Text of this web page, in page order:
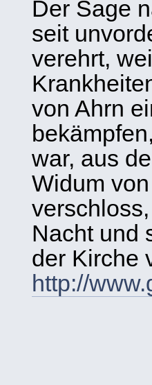
Der Sage
seit
verehrt,
von Ahrn
war, aus
Widum
Nacht und
der Kirche
http://